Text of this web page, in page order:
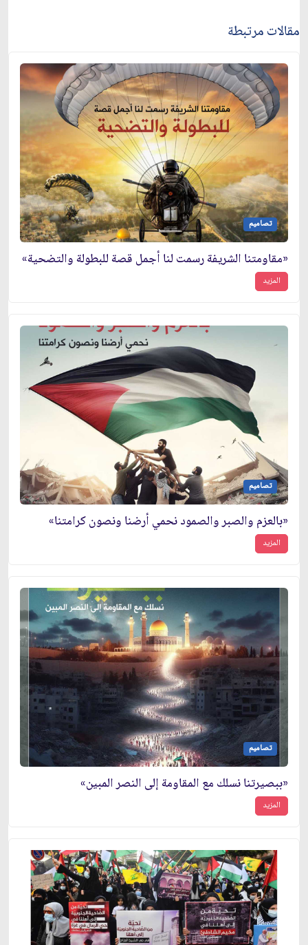
مقالات مرتبطة
تصاميم
«مقاومتنا الشريفة رسمت لنا أجمل قصة للبطولة والتضحية»
المزيد
تصاميم
«بالعزم والصبر والصمود نحمي أرضنا ونصون كرامتنا»
المزيد
تصاميم
«ببصيرتنا نسلك مع المقاومة إلى النصر المبين»
المزيد